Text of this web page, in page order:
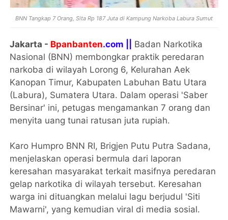
BNN Tangkap 7 Orang, Sita Rp 187 Juta di Kampung Narkoba Labura Sumut
Jakarta - Bpanbanten.com ||
Badan Narkotika
Nasional (BNN) membongkar praktik peredaran
narkoba di wilayah Lorong 6, Kelurahan Aek
Kanopan Timur, Kabupaten Labuhan Batu Utara
(Labura), Sumatera Utara. Dalam operasi 'Saber
Bersinar' ini, petugas mengamankan 7 orang dan
menyita uang tunai ratusan juta rupiah.
Karo Humpro BNN RI, Brigjen Putu Putra Sadana,
menjelaskan operasi bermula dari laporan
keresahan masyarakat terkait masifnya peredaran
gelap narkotika di wilayah tersebut. Keresahan
warga ini dituangkan melalui lagu berjudul 'Siti
Mawarni', yang kemudian viral di media sosial.